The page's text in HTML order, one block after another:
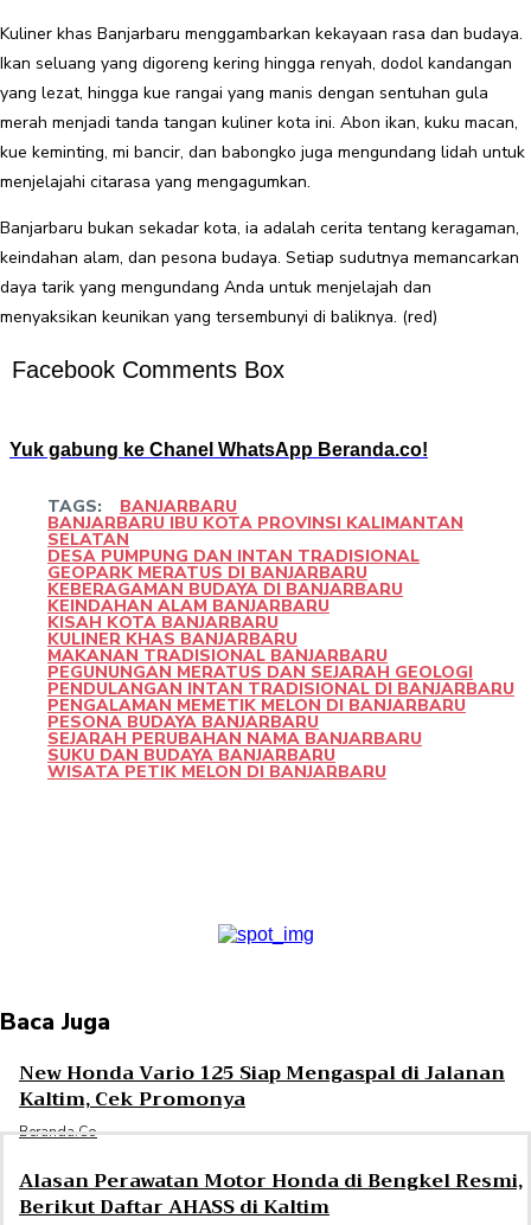
Kuliner khas Banjarbaru menggambarkan kekayaan rasa dan budaya.
Ikan seluang yang digoreng kering hingga renyah, dodol kandangan
yang lezat, hingga kue rangai yang manis dengan sentuhan gula
merah menjadi tanda tangan kuliner kota ini. Abon ikan, kuku macan,
kue keminting, mi bancir, dan babongko juga mengundang lidah untuk
menjelajahi citarasa yang mengagumkan.
Banjarbaru bukan sekadar kota, ia adalah cerita tentang keragaman,
keindahan alam, dan pesona budaya. Setiap sudutnya memancarkan
daya tarik yang mengundang Anda untuk menjelajah dan
menyaksikan keunikan yang tersembunyi di baliknya. (red)
Facebook Comments Box
Yuk gabung ke Chanel WhatsApp Beranda.co!
TAGS: BANJARBARU
BANJARBARU IBU KOTA PROVINSI KALIMANTAN
SELATAN
DESA PUMPUNG DAN INTAN TRADISIONAL
GEOPARK MERATUS DI BANJARBARU
KEBERAGAMAN BUDAYA DI BANJARBARU
KEINDAHAN ALAM BANJARBARU
KISAH KOTA BANJARBARU
KULINER KHAS BANJARBARU
MAKANAN TRADISIONAL BANJARBARU
PEGUNUNGAN MERATUS DAN SEJARAH GEOLOGI
PENDULANGAN INTAN TRADISIONAL DI BANJARBARU
PENGALAMAN MEMETIK MELON DI BANJARBARU
PESONA BUDAYA BANJARBARU
SEJARAH PERUBAHAN NAMA BANJARBARU
SUKU DAN BUDAYA BANJARBARU
WISATA PETIK MELON DI BANJARBARU
Baca Juga
New Honda Vario 125 Siap Mengaspal di Jalanan
Kaltim, Cek Promonya
Beranda.co
Alasan Perawatan Motor Honda di Bengkel Resmi,
Berikut Daftar AHASS di Kaltim